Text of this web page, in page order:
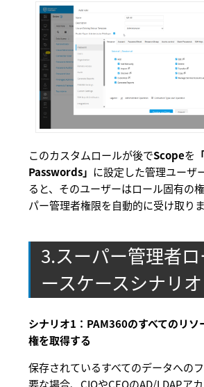
このカスタムロールが後でScopeを
Passwords」 に設定した管理ユーザ
ると、そのユーザーはロール固有の
パー管理者権限を自動的に受け取りま
3.スーパー管理者
ースケースシナリオ
シナリオ1：PAM360のすべてのリソ
権を取得する
保存されているすべてのデータへの
要な場合、CIOやCEOのAD/LDAPア